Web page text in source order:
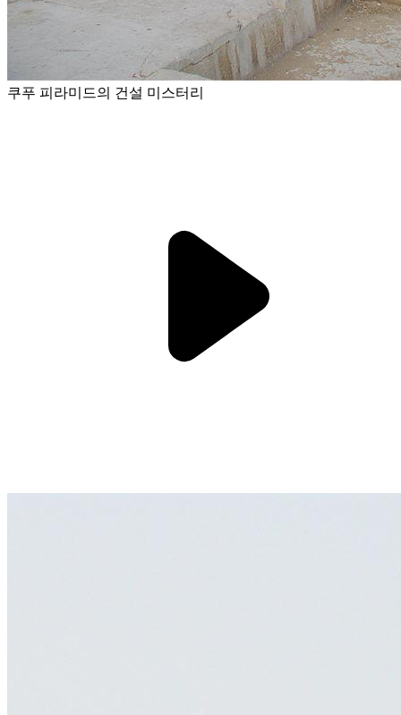
쿠푸 피라미드의 건설 미스터리